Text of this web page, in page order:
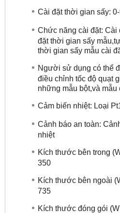
Cài đặt thời gian sấy:
Chức năng cài đặt: Cài
đặt thời gian sấy
thời gian sấy mẫu cài
Người sử dụng có thể
điều chỉnh tốc độ quạt
những mẫu bột,và mẫu
Cảm biến nhiệt: Loại
Cảnh báo an toàn:
nhiệt
Kích thước bên trong
350
Kích thước bên ngoài
735
Kích thước đóng gói